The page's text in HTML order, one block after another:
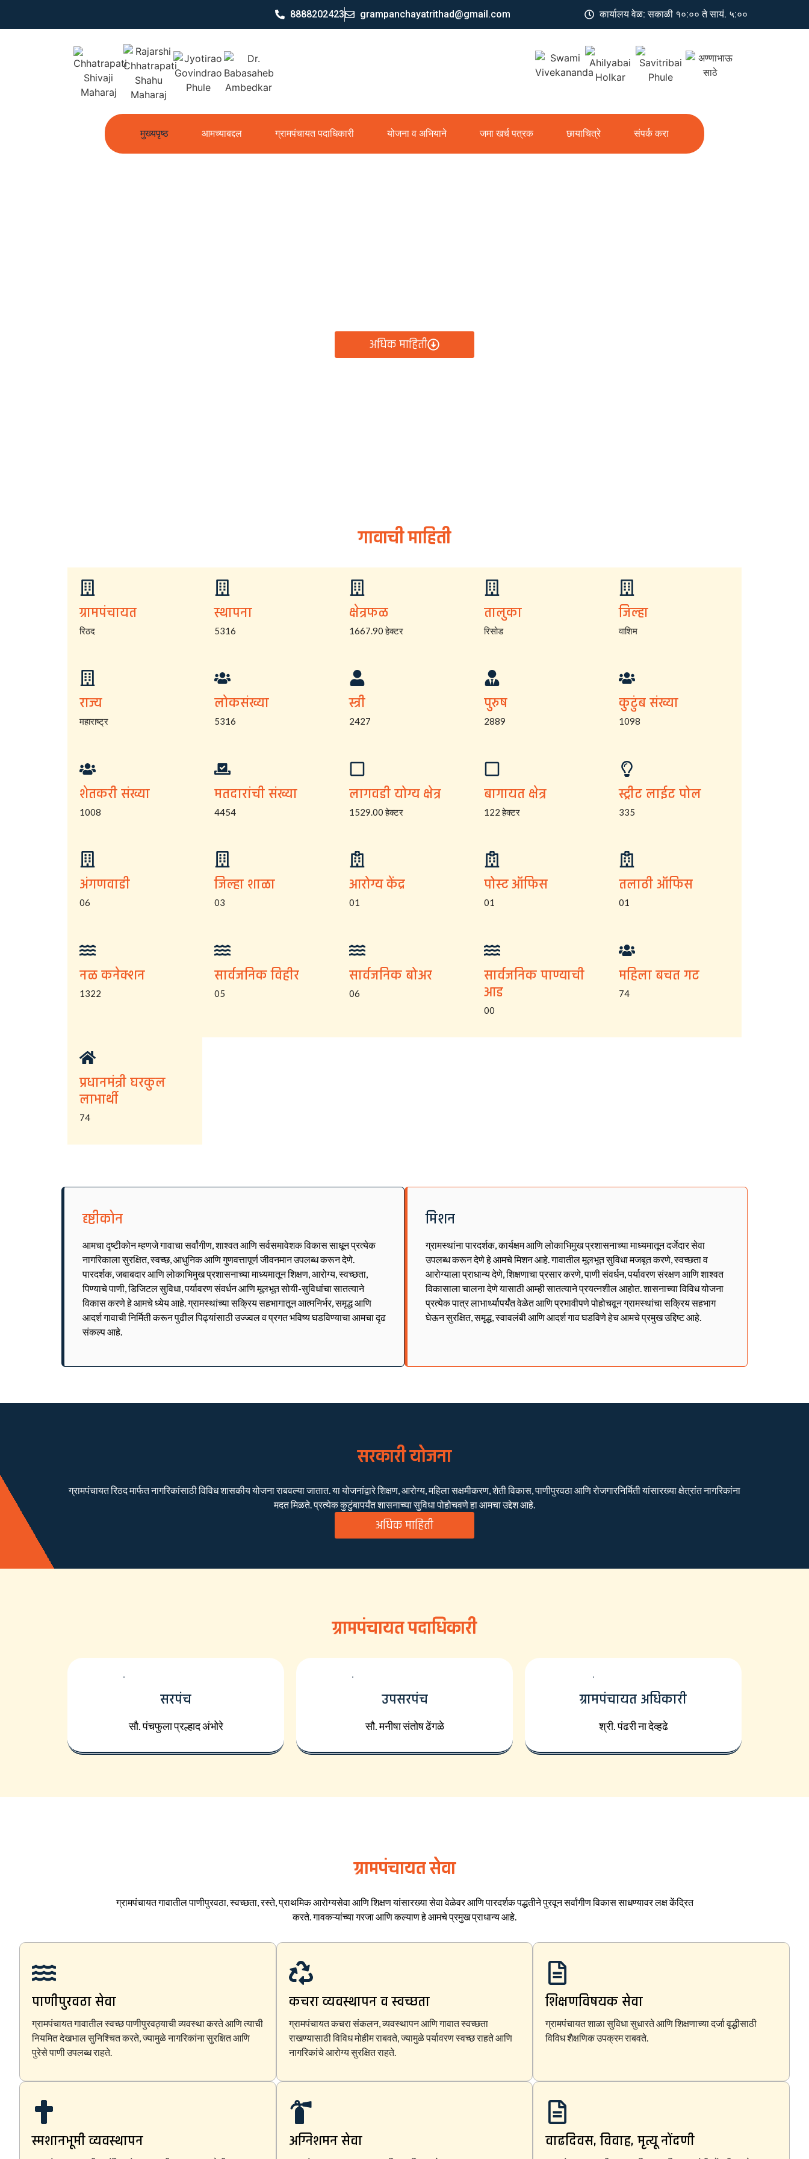
8888202423 grampanchayatrithad@gmail.com कार्यालय वेळ: सकाळी १०:०० ते सायं. ५:००
मुख्यपृष्ठ आमच्याबद्दल ग्रामपंचायत पदाधिकारी योजना व अभियाने जमा खर्च पत्रक छायाचित्रे संपर्क करा
अधिक माहिती
गावाची माहिती
ग्रामपंचायत
रिठद
स्थापना
5316
क्षेत्रफळ
1667.90 हेक्टर
तालुका
रिसोड
जिल्हा
वाशिम
राज्य
महाराष्ट्र
लोकसंख्या
5316
स्त्री
2427
पुरुष
2889
कुटुंब संख्या
1098
शेतकरी संख्या
1008
मतदारांची संख्या
4454
लागवडी योग्य क्षेत्र
1529.00 हेक्टर
बागायत क्षेत्र
122 हेक्टर
स्ट्रीट लाईट पोल
335
अंगणवाडी
06
जिल्हा शाळा
03
आरोग्य केंद्र
01
पोस्ट ऑफिस
01
तलाठी ऑफिस
01
नळ कनेक्शन
1322
सार्वजनिक विहीर
05
सार्वजनिक बोअर
06
सार्वजनिक पाण्याची
आड
00
महिला बचत गट
74
प्रधानमंत्री घरकुल
लाभार्थी
74
दृष्टीकोन
आमचा दृष्टीकोन म्हणजे गावाचा सर्वांगीण, शाश्वत आणि सर्वसमावेशक विकास साधून प्रत्येक
नागरिकाला सुरक्षित, स्वच्छ, आधुनिक आणि गुणवत्तापूर्ण जीवनमान उपलब्ध करून देणे.
पारदर्शक, जबाबदार आणि लोकाभिमुख प्रशासनाच्या माध्यमातून शिक्षण, आरोग्य, स्वच्छता,
पिण्याचे पाणी, डिजिटल सुविधा, पर्यावरण संवर्धन आणि मूलभूत सोयी-सुविधांचा सातत्याने
विकास करणे हे आमचे ध्येय आहे. ग्रामस्थांच्या सक्रिय सहभागातून आत्मनिर्भर, समृद्ध आणि
आदर्श गावाची निर्मिती करून पुढील पिढ्यांसाठी उज्ज्वल व प्रगत भविष्य घडविण्याचा आमचा दृढ
संकल्प आहे.
मिशन
ग्रामस्थांना पारदर्शक, कार्यक्षम आणि लोकाभिमुख प्रशासनाच्या माध्यमातून दर्जेदार सेवा
उपलब्ध करून देणे हे आमचे मिशन आहे. गावातील मूलभूत सुविधा मजबूत करणे, स्वच्छता व
आरोग्याला प्राधान्य देणे, शिक्षणाचा प्रसार करणे, पाणी संवर्धन, पर्यावरण संरक्षण आणि शाश्वत
विकासाला चालना देणे यासाठी आम्ही सातत्याने प्रयत्नशील आहोत. शासनाच्या विविध योजना
प्रत्येक पात्र लाभार्थ्यापर्यंत वेळेत आणि प्रभावीपणे पोहोचवून ग्रामस्थांचा सक्रिय सहभाग
घेऊन सुरक्षित, समृद्ध, स्वावलंबी आणि आदर्श गाव घडविणे हेच आमचे प्रमुख उद्दिष्ट आहे.
सरकारी योजना
ग्रामपंचायत रिठद मार्फत नागरिकांसाठी विविध शासकीय योजना राबवल्या जातात. या योजनांद्वारे शिक्षण, आरोग्य, महिला सक्षमीकरण, शेती विकास, पाणीपुरवठा आणि रोजगारनिर्मिती यांसारख्या क्षेत्रांत नागरिकांना
मदत मिळते. प्रत्येक कुटुंबापर्यंत शासनाच्या सुविधा पोहोचवणे हा आमचा उद्देश आहे.
अधिक माहिती
ग्रामपंचायत पदाधिकारी
सरपंच
सौ. पंचफुला प्रल्हाद अंभोरे
उपसरपंच
सौ. मनीषा संतोष ढेंगळे
ग्रामपंचायत अधिकारी
श्री. पंढरी ना देव्हढे
ग्रामपंचायत सेवा
ग्रामपंचायत गावातील पाणीपुरवठा, स्वच्छता, रस्ते, प्राथमिक आरोग्यसेवा आणि शिक्षण यांसारख्या सेवा वेळेवर आणि पारदर्शक पद्धतीने पुरवून सर्वांगीण विकास साधण्यावर लक्ष केंद्रित
करते. गावकऱ्यांच्या गरजा आणि कल्याण हे आमचे प्रमुख प्राधान्य आहे.
पाणीपुरवठा सेवा
ग्रामपंचायत गावातील स्वच्छ पाणीपुरवठ्याची व्यवस्था करते आणि त्याची
नियमित देखभाल सुनिश्चित करते, ज्यामुळे नागरिकांना सुरक्षित आणि
पुरेसे पाणी उपलब्ध राहते.
कचरा व्यवस्थापन व स्वच्छता
ग्रामपंचायत कचरा संकलन, व्यवस्थापन आणि गावात स्वच्छता
राखण्यासाठी विविध मोहीम राबवते, ज्यामुळे पर्यावरण स्वच्छ राहते आणि
नागरिकांचे आरोग्य सुरक्षित राहते.
शिक्षणविषयक सेवा
ग्रामपंचायत शाळा सुविधा सुधारते आणि शिक्षणाच्या दर्जा वृद्धीसाठी
विविध शैक्षणिक उपक्रम राबवते.
स्मशानभूमी व्यवस्थापन अग्निशमन सेवा वाढदिवस, विवाह, मृत्यू नोंदणी